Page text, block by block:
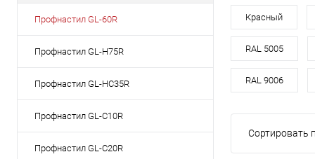
Профнастил GL-60R
Профнастил GL-H75R
Профнастил GL-HC35R
Профнастил GL-С10R
Профнастил GL-С20R
Красный
RAL 5005
RAL 9006
Сортировать